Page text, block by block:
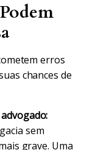
erros
chances de
sem
grave. Uma